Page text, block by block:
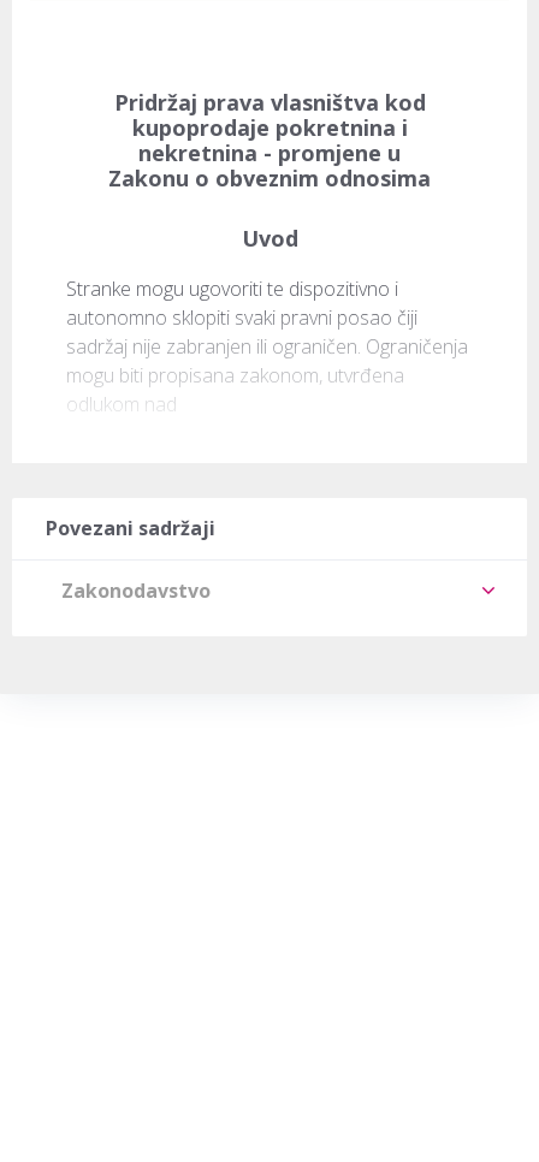
Pridržaj prava vlasništva kod
kupoprodaje pokretnina i
nekretnina - promjene u
Zakonu o obveznim odnosima
Uvod
Stranke mogu ugovoriti te dispozitivno i
autonomno sklopiti svaki pravni posao čiji
sadržaj nije zabranjen ili ograničen. Ograničenja
mogu biti propisana zakonom, utvrđena
odlukom nad
Povezani sadržaji
Zakonodavstvo